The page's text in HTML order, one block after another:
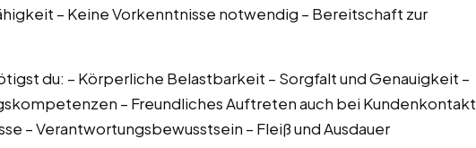
– Keine Vorkenntnisse notwendig – Bereitschaft zur
du: – Körperliche Belastbarkeit – Sorgfalt und Genauigkeit –
– Freundliches Auftreten auch bei Kundenkontakt
– Verantwortungsbewusstsein – Fleiß und Ausdauer